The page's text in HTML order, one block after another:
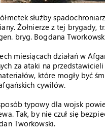
służby
Żołnierze z tej brygady,
bryg. Bogdana
miesiącach działań w
za ataki na przedstawicieli
które mogły być
cywilów.
typowy dla wojsk
Tak, by nie czuł się
Tworkowski.